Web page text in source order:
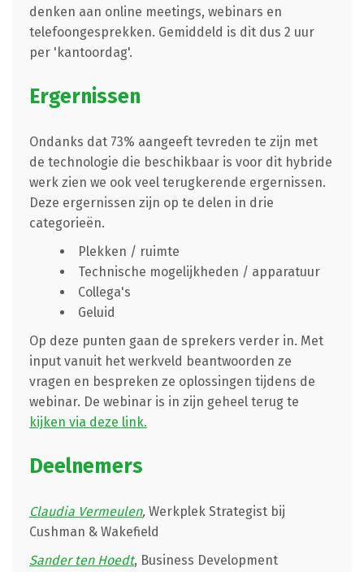
denken aan online meetings, webinars en
telefoongesprekken. Gemiddeld is dit dus 2 uur
per 'kantoordag'.
Ergernissen
Ondanks dat 73% aangeeft tevreden te zijn met
de technologie die beschikbaar is voor dit hybride
werk zien we ook veel terugkerende ergernissen.
Deze ergernissen zijn op te delen in drie
categorieën.
Plekken / ruimte
Technische mogelijkheden / apparatuur
Collega's
Geluid
Op deze punten gaan de sprekers verder in. Met
input vanuit het werkveld beantwoorden ze
vragen en bespreken ze oplossingen tijdens de
webinar. De webinar is in zijn geheel terug te
kijken via deze link.
Deelnemers
Claudia Vermeulen,Werkplek Strategist bij
Cushman & Wakefield
Sander ten Hoedt, Business Development